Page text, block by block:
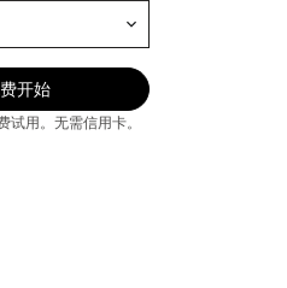
试用。无需信用卡。